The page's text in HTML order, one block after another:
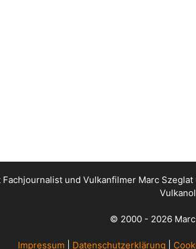
und Vulkanfilmer Marc
© 2000 - 2026
Impressum Datenschutzerklärung